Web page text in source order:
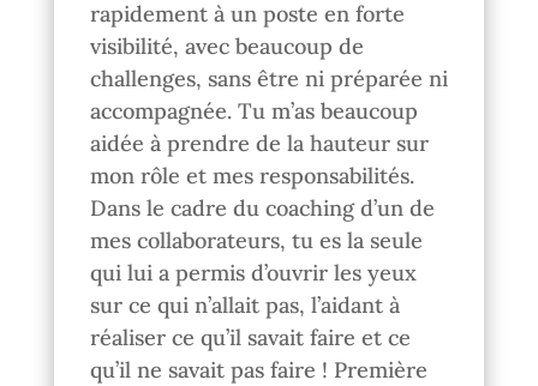
rapidement à un poste en forte
visibilité, avec beaucoup de
challenges, sans être ni préparée ni
accompagnée. Tu m’as beaucoup
aidée à prendre de la hauteur sur
mon rôle et mes responsabilités.
Dans le cadre du coaching d’un de
mes collaborateurs, tu es la seule
qui lui a permis d’ouvrir les yeux
sur ce qui n’allait pas, l’aidant à
réaliser ce qu’il savait faire et ce
qu’il ne savait pas faire ! Première